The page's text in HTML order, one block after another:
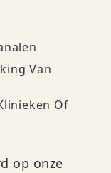
Van
Of
op onze